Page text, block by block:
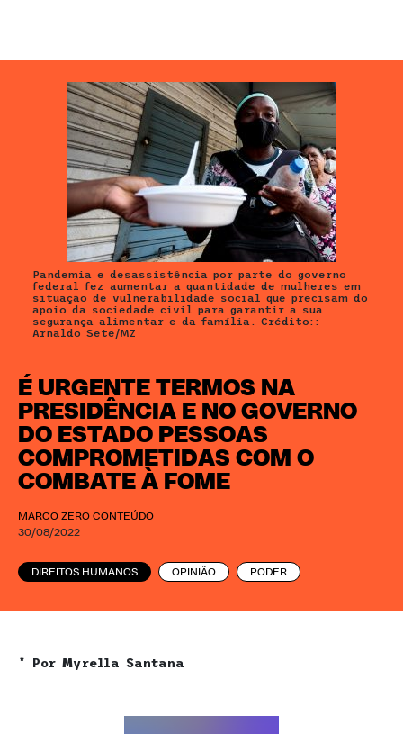
É URGENTE TERMOS NA
PRESIDÊNCIA E NO GOVERNO
DO ESTADO PESSOAS
COMPROMETIDAS COM O
COMBATE À FOME
MARCO ZERO CONTEÚDO
30/08/2022
DIREITOS HUMANOS OPINIÃO PODER
Pandemia e desassistência por parte do governo
federal fez aumentar a quantidade de mulheres em
situação de vulnerabilidade social que precisam do
apoio da sociedade civil para garantir a sua
segurança alimentar e da família. Crédito::
Arnaldo Sete/MZ
* Por Myrella Santana